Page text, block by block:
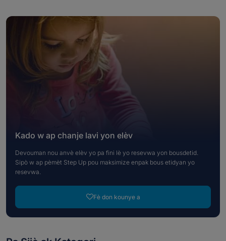
Kado w ap chanje lavi yon elèv
Devouman nou anvè elèv yo pa fini lè yo resevwa yon bousdetid.
Sipò w ap pèmèt Step Up pou maksimize enpak bous etidyan yo
resevwa.
Fè don kounye a